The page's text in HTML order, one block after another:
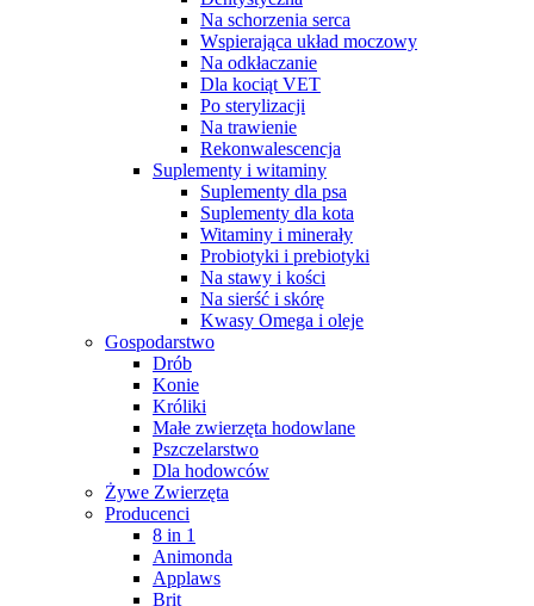
Na schorzenia serca
Wspierająca układ moczowy
Na odkłaczanie
Dla kociąt VET
Po sterylizacji
Na trawienie
Rekonwalescencja
Suplementy i witaminy
Suplementy dla psa
Suplementy dla kota
Witaminy i minerały
Probiotyki i prebiotyki
Na stawy i kości
Na sierść i skórę
Kwasy Omega i oleje
Gospodarstwo
Drób
Konie
Króliki
Małe zwierzęta hodowlane
Pszczelarstwo
Dla hodowców
Żywe Zwierzęta
Producenci
8 in 1
Animonda
Applaws
Brit